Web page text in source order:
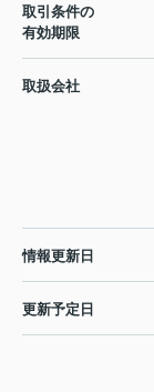
取引条件の
有効期限
取扱会社
情報更新日
更新予定日